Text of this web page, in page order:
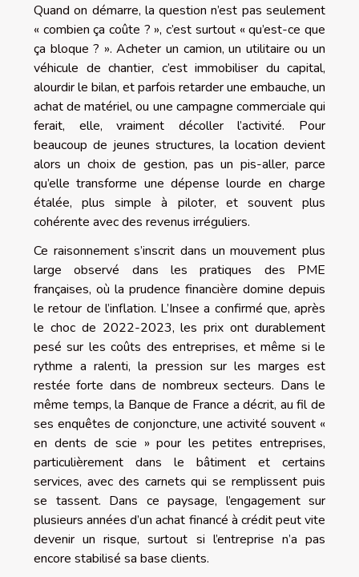
Quand on démarre, la question n’est pas seulement
« combien ça coûte ? », c’est surtout « qu’est-ce que
ça bloque ? ». Acheter un camion, un utilitaire ou un
véhicule de chantier, c’est immobiliser du capital,
alourdir le bilan, et parfois retarder une embauche, un
achat de matériel, ou une campagne commerciale qui
ferait, elle, vraiment décoller l’activité. Pour
beaucoup de jeunes structures, la location devient
alors un choix de gestion, pas un pis-aller, parce
qu’elle transforme une dépense lourde en charge
étalée, plus simple à piloter, et souvent plus
cohérente avec des revenus irréguliers.
Ce raisonnement s’inscrit dans un mouvement plus
large observé dans les pratiques des PME
françaises, où la prudence financière domine depuis
le retour de l’inflation. L’Insee a confirmé que, après
le choc de 2022-2023, les prix ont durablement
pesé sur les coûts des entreprises, et même si le
rythme a ralenti, la pression sur les marges est
restée forte dans de nombreux secteurs. Dans le
même temps, la Banque de France a décrit, au fil de
ses enquêtes de conjoncture, une activité souvent «
en dents de scie » pour les petites entreprises,
particulièrement dans le bâtiment et certains
services, avec des carnets qui se remplissent puis
se tassent. Dans ce paysage, l’engagement sur
plusieurs années d’un achat financé à crédit peut vite
devenir un risque, surtout si l’entreprise n’a pas
encore stabilisé sa base clients.